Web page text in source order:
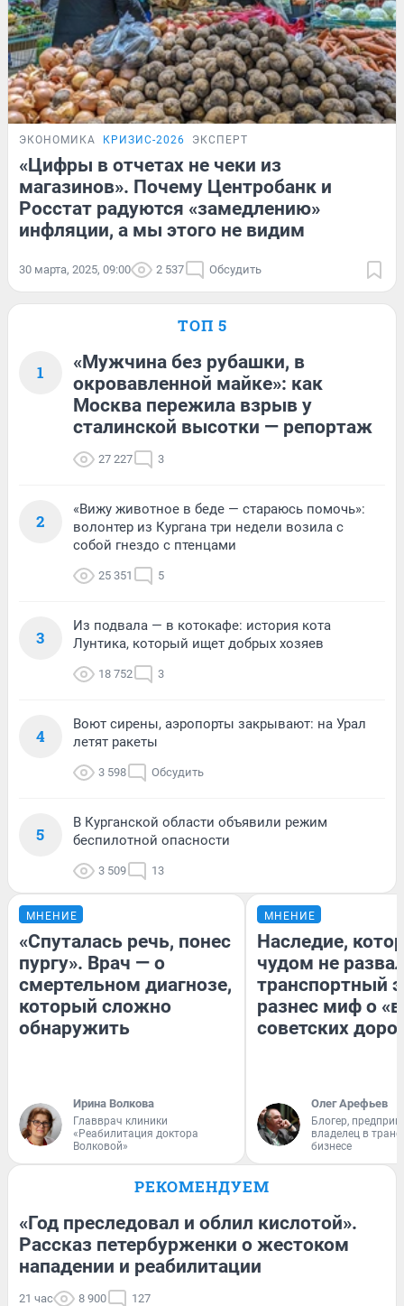
ЭКОНОМИКА КРИЗИС-2026 ЭКСПЕРТ
«Цифры в отчетах не чеки из
магазинов». Почему Центробанк и
Росстат радуются «замедлению»
инфляции, а мы этого не видим
30 марта, 2025, 09:00 2 537 Обсудить
ТОП 5
1
«Мужчина без рубашки, в
окровавленной майке»: как
Москва пережила взрыв у
сталинской высотки — репортаж
27 227 3
2
«Вижу животное в беде — стараюсь помочь»:
волонтер из Кургана три недели возила с
собой гнездо с птенцами
25 351 5
3
Из подвала — в котокафе: история кота
Лунтика, который ищет добрых хозяев
18 752 3
4
Воют сирены, аэропорты закрывают: на Урал
летят ракеты
3 598 Обсудить
5
В Курганской области объявили режим
беспилотной опасности
3 509 13
МНЕНИЕ
«Спуталась речь, понес
пургу». Врач — о
смертельном диагнозе,
который сложно
обнаружить
Ирина Волкова
Главврач клиники
«Реабилитация доктора
Волковой»
МНЕНИЕ
Наследие,
чудом не
транспортный
разнес миф о
советских
Олег Арефьев
Блогер,
владелец в
бизнесе
РЕКОМЕНДУЕМ
«Год преследовал и облил кислотой».
Рассказ петербурженки о жестоком
нападении и реабилитации
21 час 8 900 127